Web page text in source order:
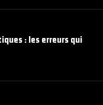
: les erreurs qui